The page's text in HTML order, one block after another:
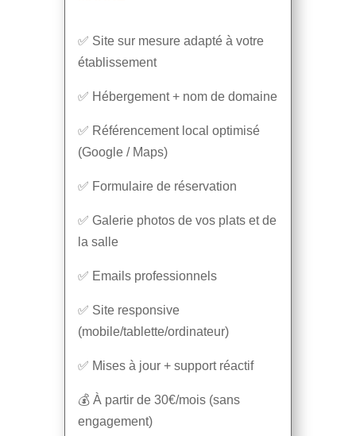
✅ Site sur mesure adapté à votre
établissement
✅ Hébergement + nom de domaine
✅ Référencement local optimisé
(Google / Maps)
✅ Formulaire de réservation
✅ Galerie photos de vos plats et de
la salle
✅ Emails professionnels
✅ Site responsive
(mobile/tablette/ordinateur)
✅ Mises à jour + support réactif
💰 À partir de 30€/mois (sans
engagement)